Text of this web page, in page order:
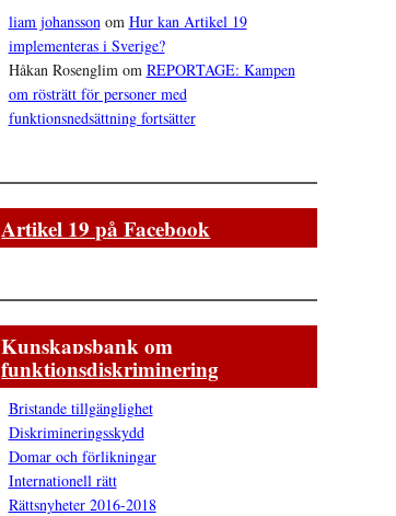
liam johanssonom Hur kan Artikel 19
implementeras i Sverige?
Håkan Rosenglimom REPORTAGE: Kampen
om rösträtt för personer med
funktionsnedsättning fortsätter
Artikel 19 på Facebook
Kunskapsbank om
funktionsdiskriminering
Bristande tillgänglighet
Diskrimineringsskydd
Domar och förlikningar
Internationell rätt
Rättsnyheter 2016-2018